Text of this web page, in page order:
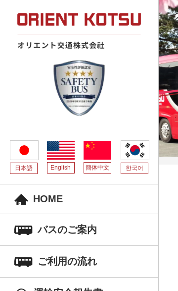
日本語 English 簡体中文 한국어
HOME
バスのご案内
ご利用の流れ